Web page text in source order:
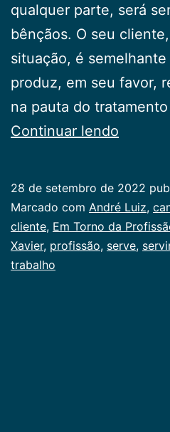
qualquer parte, será
bênçãos. O seu
situação, é
produz, em seu favor,
na pauta do
Continuar lendo
28 de setembro de 2022
Categorizado
como
Juventude,
Publicogeral
Marcado com André Luiz,
cliente, Em Torno da
Xavier, profissão, serve,
trabalho